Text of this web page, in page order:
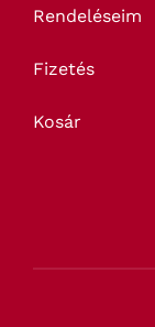
Rendeléseim
Fizetés
Kosár